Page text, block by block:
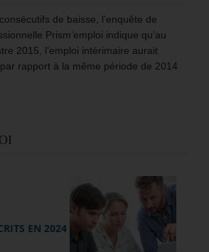
de baisse, l’enquête de
Prism’emploi indique qu’au
2015, l’emploi intérimaire aurait
rapport à la même période de 2014
EN 2024